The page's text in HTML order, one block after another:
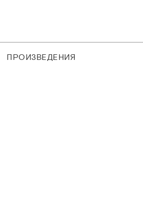
ПРОИЗВЕДЕНИЯ